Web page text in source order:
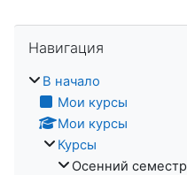
Навигация
В начало
Мои курсы
Мои курсы
Курсы
Осенний семестр